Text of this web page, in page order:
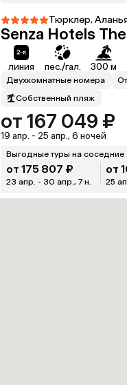
Тюрклер,
Senza Hotels
линия пес./гал. 300 м
Двухкомнатные номера
Собственный пляж
от 167 049 ₽
19 апр. - 25 апр., 6 ночей
Выгодные туры на соседние
от 175 807 ₽
23 апр. - 30 апр., 7 н.
от
25